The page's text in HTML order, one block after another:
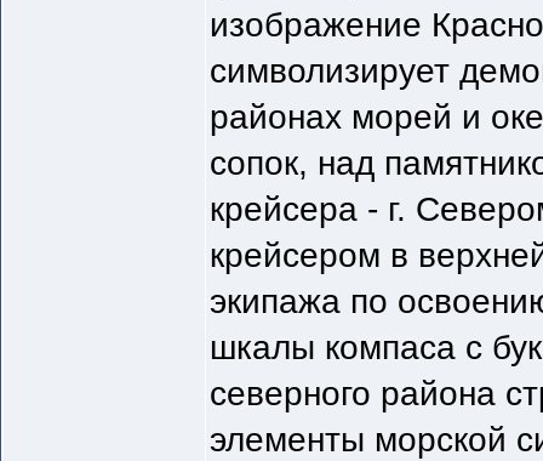
изображение
символизирует
районах морей и
сопок, над
крейсера - г.
крейсером в
экипажа по
шкалы компаса с
северного района
элементы морской